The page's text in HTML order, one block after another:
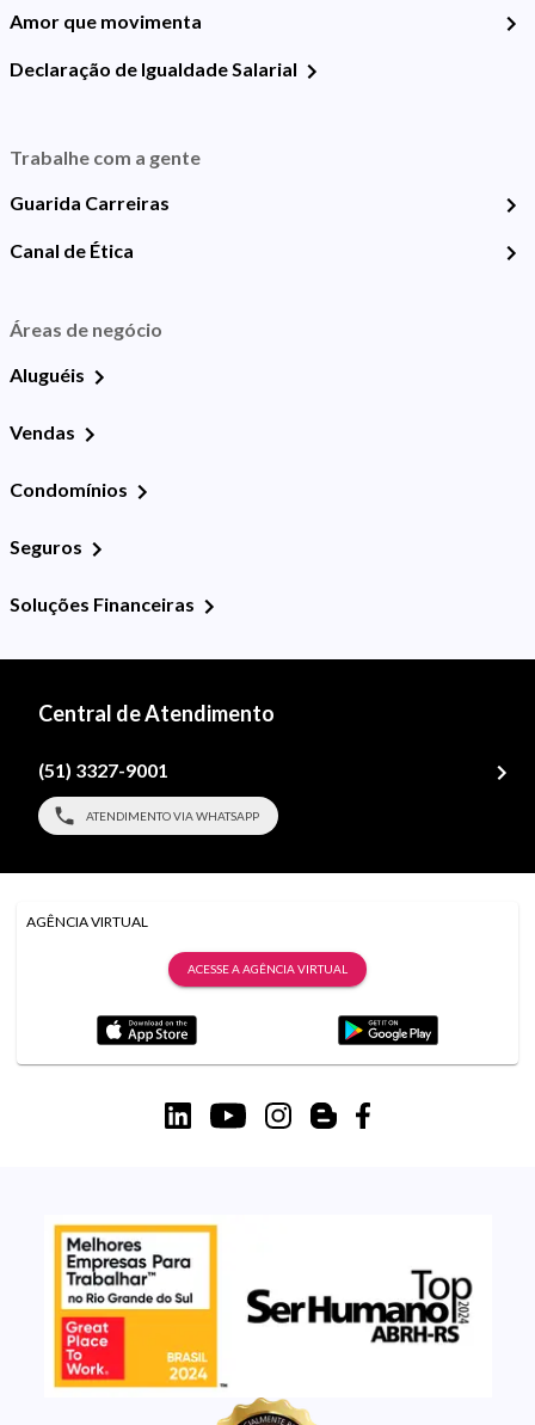
Amor que movimenta
Declaração de Igualdade Salarial
Trabalhe com a gente
Guarida Carreiras
Canal de Ética
Áreas de negócio
Aluguéis
Vendas
Condomínios
Seguros
Soluções Financeiras
Central de Atendimento
(51) 3327-9001
ATENDIMENTO VIA WHATSAPP
AGÊNCIA VIRTUAL
ACESSE A AGÊNCIA VIRTUAL